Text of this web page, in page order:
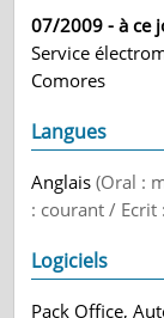
07/2009 - à ce
Service
Comores
Langues
Anglais(Oral :
: courant /
Logiciels
Pack Office,